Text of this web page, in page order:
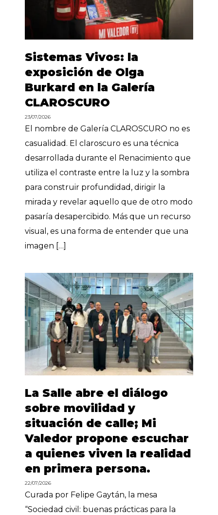
Sistemas Vivos: la
exposición de Olga
Burkard en la Galería
CLAROSCURO
23/07/2026
El nombre de Galería CLAROSCURO no es
casualidad. El claroscuro es una técnica
desarrollada durante el Renacimiento que
utiliza el contraste entre la luz y la sombra
para construir profundidad, dirigir la
mirada y revelar aquello que de otro modo
pasaría desapercibido. Más que un recurso
visual, es una forma de entender que una
imagen […]
La Salle abre el diálogo
sobre movilidad y
situación de calle; Mi
Valedor propone escuchar
a quienes viven la realidad
en primera persona.
22/07/2026
Curada por Felipe Gaytán, la mesa
“Sociedad civil: buenas prácticas para la